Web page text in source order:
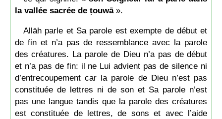
la vallée sacrée de ṭouwā».
Allāh parle et Sa parole est exempte de début et
de fin et n’a pas de ressemblance avec la parole
des créatures. La parole de Dieu n’a pas de début
et n’a pas de fin: il ne Lui advient pas de silence ni
d’entrecoupement car la parole de Dieu n’est pas
constituée de lettres ni de son et Sa parole n’est
pas une langue tandis que la parole des créatures
est constituée de lettres, de sons et avec l’aide